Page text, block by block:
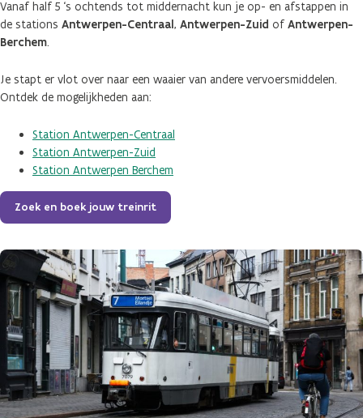
Vanaf half 5 ‘s ochtends tot middernacht kun je op- en afstappen in
de stations Antwerpen-Centraal, Antwerpen-Zuid of Antwerpen-
Berchem.
Je stapt er vlot over naar een waaier van andere vervoersmiddelen.
Ontdek de mogelijkheden aan:
Station Antwerpen-Centraal
Station Antwerpen-Zuid
Station Antwerpen Berchem
Zoek en boek jouw treinrit